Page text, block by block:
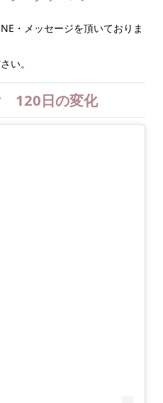
・メッセージを頂いておりま
い。
120日の変化